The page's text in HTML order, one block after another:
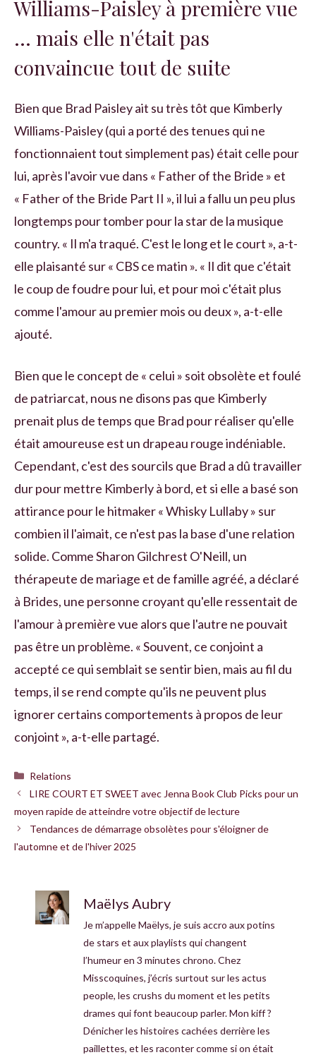
Williams-Paisley à première vue
… mais elle n'était pas
convaincue tout de suite
Bien que Brad Paisley ait su très tôt que Kimberly
Williams-Paisley (qui a porté des tenues qui ne
fonctionnaient tout simplement pas) était celle pour
lui, après l'avoir vue dans « Father of the Bride » et
« Father of the Bride Part II », il lui a fallu un peu plus
longtemps pour tomber pour la star de la musique
country. « Il m'a traqué. C'est le long et le court », a-t-
elle plaisanté sur « CBS ce matin ». « Il dit que c'était
le coup de foudre pour lui, et pour moi c'était plus
comme l'amour au premier mois ou deux », a-t-elle
ajouté.
Bien que le concept de « celui » soit obsolète et foulé
de patriarcat, nous ne disons pas que Kimberly
prenait plus de temps que Brad pour réaliser qu'elle
était amoureuse est un drapeau rouge indéniable.
Cependant, c'est des sourcils que Brad a dû travailler
dur pour mettre Kimberly à bord, et si elle a basé son
attirance pour le hitmaker « Whisky Lullaby » sur
combien il l'aimait, ce n'est pas la base d'une relation
solide. Comme Sharon Gilchrest O'Neill, un
thérapeute de mariage et de famille agréé, a déclaré
à Brides, une personne croyant qu'elle ressentait de
l'amour à première vue alors que l'autre ne pouvait
pas être un problème. « Souvent, ce conjoint a
accepté ce qui semblait se sentir bien, mais au fil du
temps, il se rend compte qu'ils ne peuvent plus
ignorer certains comportements à propos de leur
conjoint », a-t-elle partagé.
Catégories
Relations
LIRE COURT ET SWEET avec Jenna Book Club Picks pour un
moyen rapide de atteindre votre objectif de lecture
Tendances de démarrage obsolètes pour s'éloigner de
l'automne et de l'hiver 2025
Maëlys Aubry
Je m’appelle Maëlys, je suis accro aux potins
de stars et aux playlists qui changent
l’humeur en 3 minutes chrono. Chez
Misscoquines, j’écris surtout sur les actus
people, les crushs du moment et les petits
drames qui font beaucoup parler. Mon kiff ?
Dénicher les histoires cachées derrière les
paillettes, et les raconter comme si on était